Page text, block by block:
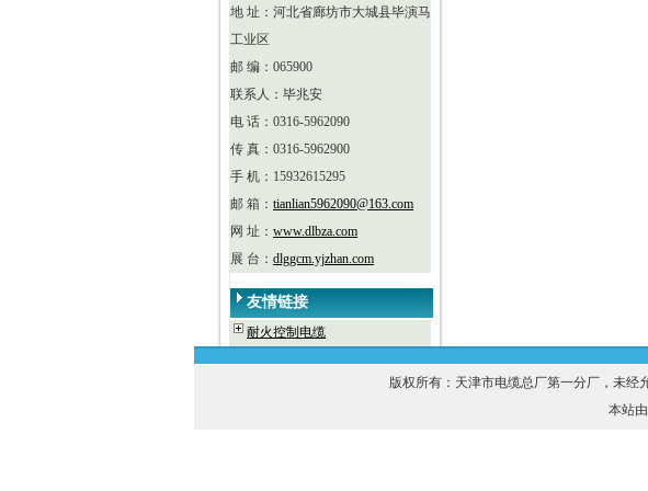
地 址：河北省廊坊市大城县毕演马
工业区
邮 编：065900
联系人：毕兆安
电 话：0316-5962090
传 真：0316-5962900
手 机：15932615295
邮 箱： tianlian5962090@163.com
网 址： www.dlbza.com
展 台： dlggcm.yjzhan.com
友情链接
耐火控制电缆
版权所有：天津市电缆总厂第一分厂，未
本站由